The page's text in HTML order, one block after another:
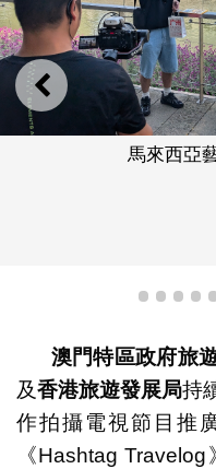
上一則
馬來西亞
1 2 3 4
澳門特區政府旅
及香港旅遊發展局持
作拍攝電視節目推
《Hashtag